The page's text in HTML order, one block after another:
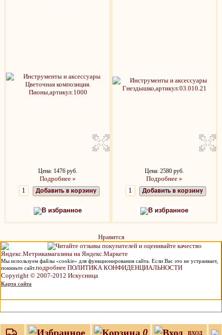
0 ВХОД
Цена: 1476 руб.
Подробнее »
Добавить в корзину
В избранное
Цена: 2580 руб.
Подробнее »
Добавить в корзину
В избранное
Нравится
Мы используем файлы «cookie» для функционирования сайта. Если Вас это не устраивает,
покиньте сайт.подробнее ПОЛИТИКА КОНФИДЕНЦИАЛЬНОСТИ
Copyright © 2007-2012 Искусница
Карта сайта